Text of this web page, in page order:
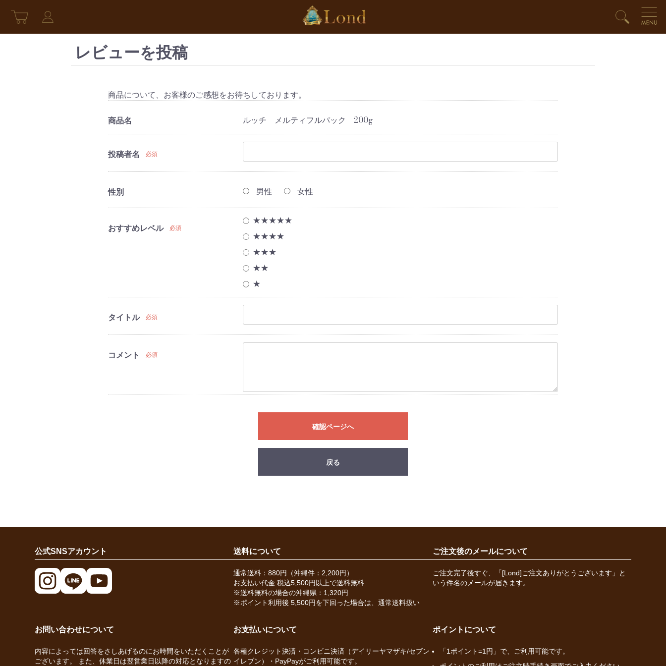
レビューを投稿
商品について、お客様のご感想をお待ちしております。
商品名 ルッチ メルティフルパック 200g
投稿者名 必須
性別 男性 女性
おすすめレベル 必須
★★★★★
★★★★
★★★
★★
★
タイトル 必須
コメント 必須
確認ページへ
戻る
公式SNSアカウント 送料について
通常送料：880円（沖縄件：2,200円）
お支払い代金 税込5,500円以上で送料無料
※送料無料の場合の沖縄県：1,320円
※ポイント利用後 5,500円を下回った場合は、通常送料扱い
ご注文後のメールについて
ご注文完了後すぐ、「[Lond]ご注文ありがとうございます」と
いう件名のメールが届きます。
お問い合わせについて
内容によっては回答をさしあげるのにお時間をいただくことが
ございます。 また、休業日は翌営業日以降の対応となりますの
お支払いについて
各種クレジット決済・コンビニ決済（デイリーヤマザキ/セブン
イレブン）・PayPayがご利用可能です。
ポイントについて
「1ポイント=1円」で、ご利用可能です。